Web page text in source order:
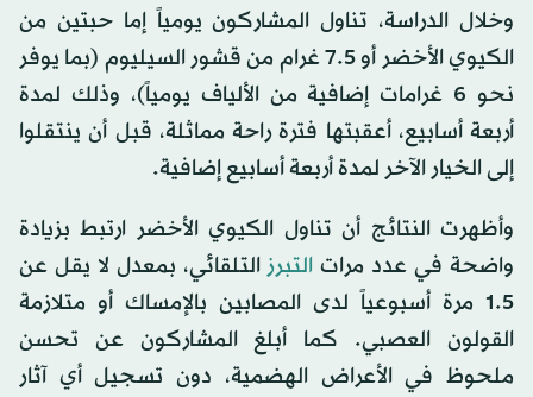
وخلال الدراسة، تناول المشاركون يومياً إما حبتين من
الكيوي الأخضر أو 7.5 غرام من قشور السيليوم (بما يوفر
نحو 6 غرامات إضافية من الألياف يومياً)، وذلك لمدة
أربعة أسابيع، أعقبتها فترة راحة مماثلة، قبل أن ينتقلوا
إلى الخيار الآخر لمدة أربعة أسابيع إضافية.
وأظهرت النتائج أن تناول الكيوي الأخضر ارتبط بزيادة
واضحة في عدد مراتالتبرز التلقائي، بمعدل لا يقل عن
1.5 مرة أسبوعياً لدى المصابين بالإمساك أو متلازمة
القولون العصبي. كما أبلغ المشاركون عن تحسن
ملحوظ في الأعراض الهضمية، دون تسجيل أي آثار